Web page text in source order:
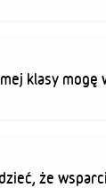
klasy mogę
że